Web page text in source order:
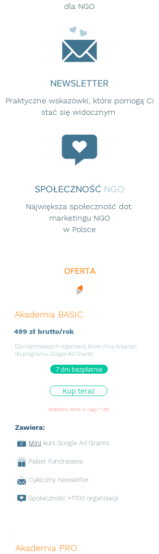
dla NGO
NEWSLETTER
Praktyczne wskazówki, które pomogą Ci
stać się widocznym
SPOŁECZNOŚĆ NGO
Największa społeczność dot.
marketingu NGO
w Polsce
OFERTA
Akademia BASIC
499 zł brutto/rok
Dla najmniejszych organizacji, które chcą dołączyć
do programu Google Ad Grants
7 dni bezpłatnie
Kup teraz
bezpłatny zwrot w ciągu 7 dni
Zawiera:
Mini kurs Google Ad Grants
Pakiet Fundraisera
Cykliczny newsletter
Społeczność +1700 organizacji
Akademia PRO